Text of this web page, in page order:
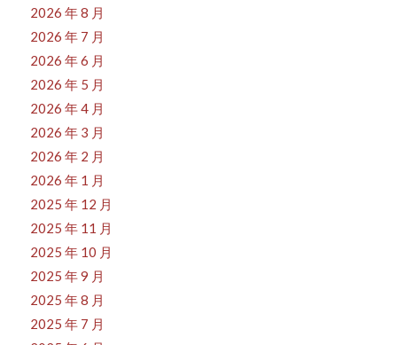
2026 年 8 月
2026 年 7 月
2026 年 6 月
2026 年 5 月
2026 年 4 月
2026 年 3 月
2026 年 2 月
2026 年 1 月
2025 年 12 月
2025 年 11 月
2025 年 10 月
2025 年 9 月
2025 年 8 月
2025 年 7 月